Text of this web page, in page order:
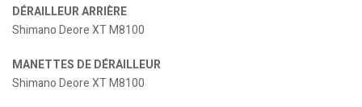
DÉRAILLEUR ARRIÈRE
Shimano Deore XT M8100
MANETTES DE DÉRAILLEUR
Shimano Deore XT M8100